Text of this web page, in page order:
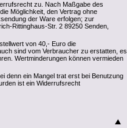
zu. Nach Maßgabe des
Möglichkeit, den Vertrag ohne
der Ware erfolgen; zur
Rittinghaus-Str. 2 89250 Senden,
von 40,- Euro die
sind vom Verbraucher zu erstatten, es
Wertminderungen können vermieden
denn ein Mangel trat erst bei Benutzung
ist ein Widerrufsrecht